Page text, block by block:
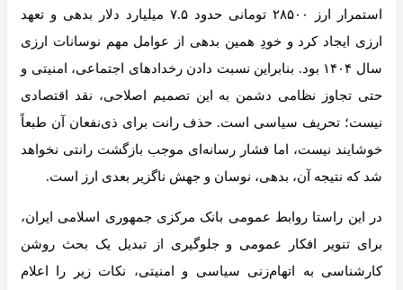
استمرار ارز ۲۸۵۰۰ تومانی حدود ۷.۵ میلیارد دلار بدهی و تعهد
ارزی ایجاد کرد و خودِ همین بدهی از عوامل مهم نوسانات ارزی
سال ۱۴۰۴ بود. بنابراین نسبت دادن رخدادهای اجتماعی، امنیتی و
حتی تجاوز نظامی دشمن به این تصمیم اصلاحی، نقد اقتصادی
نیست؛ تحریف سیاسی است. حذف رانت برای ذی‌نفعان آن طبعاً
خوشایند نیست، اما فشار رسانه‌ای موجب بازگشت رانتی نخواهد
شد که نتیجه آن، بدهی، نوسان و جهش ناگزیر بعدی ارز است.
در این راستا روابط عمومی بانک مرکزی جمهوری اسلامی ایران،
برای تنویر افکار عمومی و جلوگیری از تبدیل یک بحث روشن
کارشناسی به اتهام‌زنی سیاسی و امنیتی، نکات زیر را اعلام